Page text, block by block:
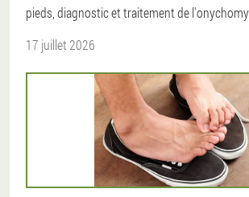
pieds, diagnostic et traitement de
17 juillet 2026